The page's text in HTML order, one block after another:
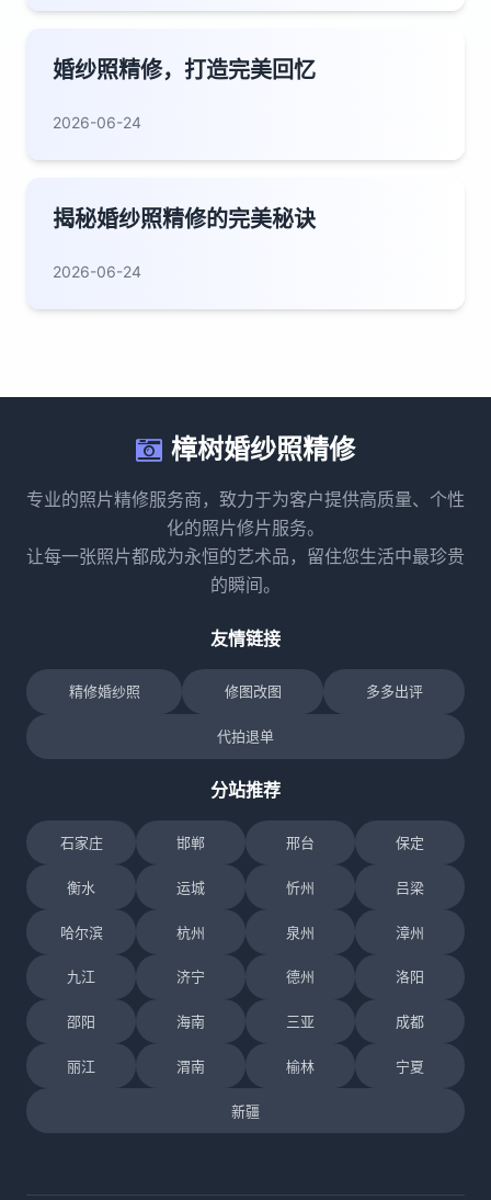
婚纱照精修，打造完美回忆
2026-06-24
揭秘婚纱照精修的完美秘诀
2026-06-24
樟树婚纱照精修
专业的照片精修服务商，致力于为客户提供高质量、个性
化的照片修片服务。
让每一张照片都成为永恒的艺术品，留住您生活中最珍贵
的瞬间。
友情链接
精修婚纱照 修图改图 多多出评
代拍退单
分站推荐
石家庄 邯郸 邢台 保定
衡水 运城 忻州 吕梁
哈尔滨 杭州 泉州 漳州
九江 济宁 德州 洛阳
邵阳 海南 三亚 成都
丽江 渭南 榆林 宁夏
新疆